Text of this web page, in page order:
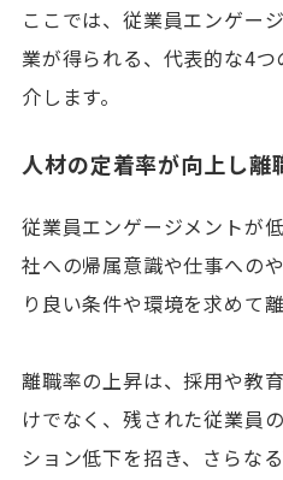
ここでは、従業員エンゲー
業が得られる、代表的な4
介します。
人材の定着率が向上し離
従業員エンゲージメントが
社への帰属意識や仕事への
り良い条件や環境を求めて
離職率の上昇は、採用や教
けでなく、残された従業員
ション低下を招き、さらな